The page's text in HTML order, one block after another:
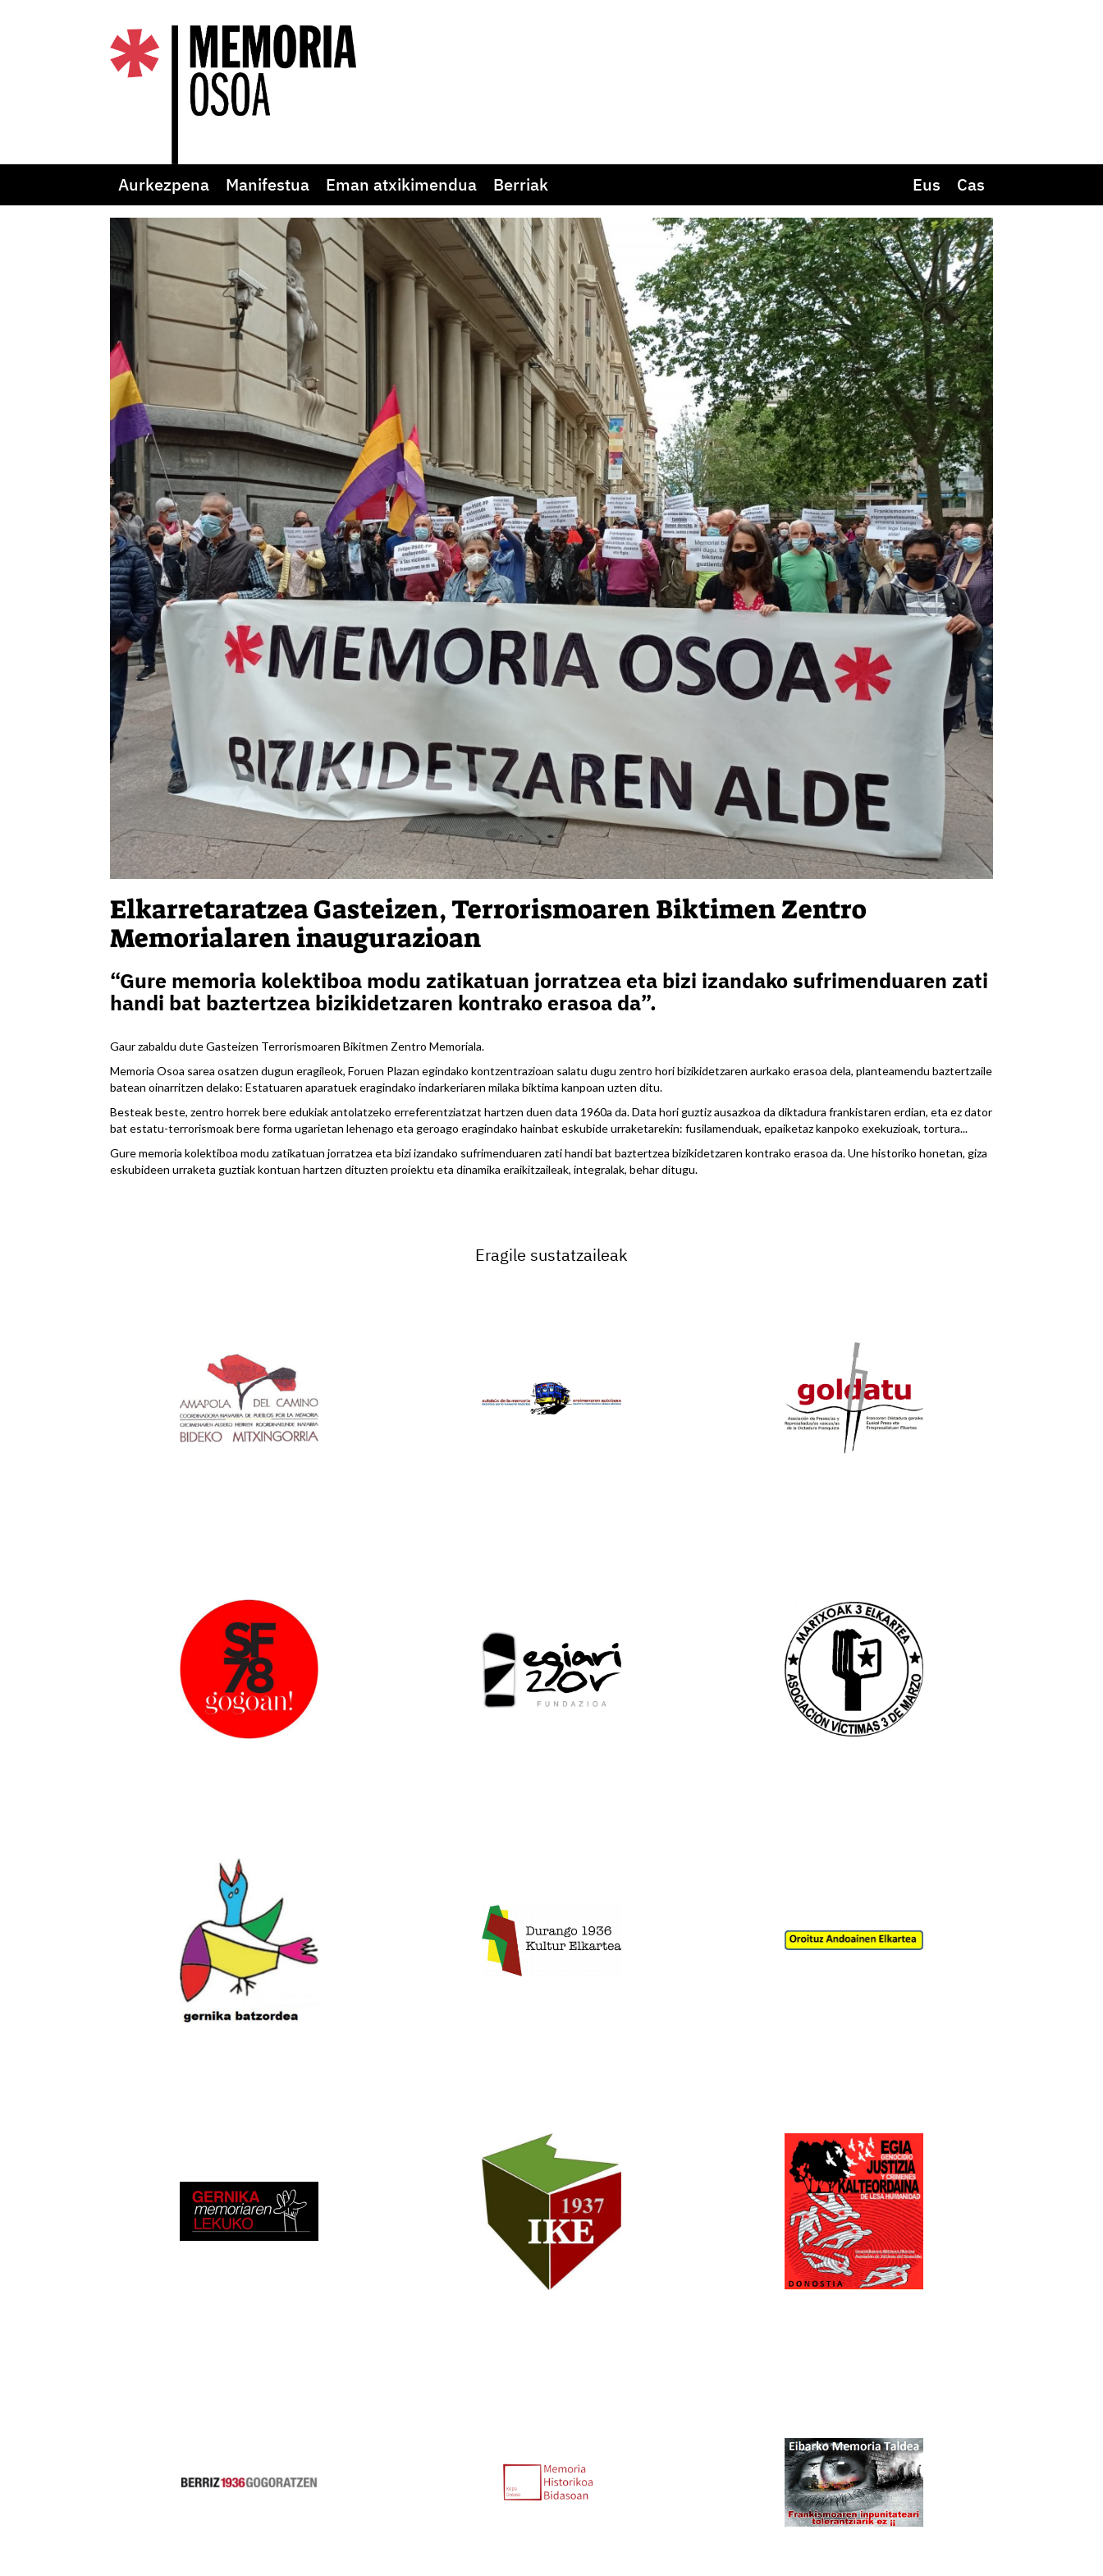
Aurkezpena Manifestua Eman atxikimendua Berriak Eus Cas
Elkarretaratzea Gasteizen, Terrorismoaren Biktimen Zentro
Memorialaren inaugurazioan
“Gure memoria kolektiboa modu zatikatuan jorratzea eta bizi izandako sufrimenduaren zati
handi bat baztertzea bizikidetzaren kontrako erasoa da”.
Gaur zabaldu dute Gasteizen Terrorismoaren Bikitmen Zentro Memoriala.
Memoria Osoa sarea osatzen dugun eragileok, Foruen Plazan egindako kontzentrazioan salatu dugu zentro hori bizikidetzaren aurkako erasoa dela, planteamendu baztertzaile
batean oinarritzen delako: Estatuaren aparatuek eragindako indarkeriaren milaka biktima kanpoan uzten ditu.
Besteak beste, zentro horrek bere edukiak antolatzeko erreferentziatzat hartzen duen data 1960a da. Data hori guztiz ausazkoa da diktadura frankistaren erdian, eta ez dator
bat estatu-terrorismoak bere forma ugarietan lehenago eta geroago eragindako hainbat eskubide urraketarekin: fusilamenduak, epaiketaz kanpoko exekuzioak, tortura...
Gure memoria kolektiboa modu zatikatuan jorratzea eta bizi izandako sufrimenduaren zati handi bat baztertzea bizikidetzaren kontrako erasoa da. Une historiko honetan, giza
eskubideen urraketa guztiak kontuan hartzen dituzten proiektu eta dinamika eraikitzaileak, integralak, behar ditugu.
Eragile sustatzaileak